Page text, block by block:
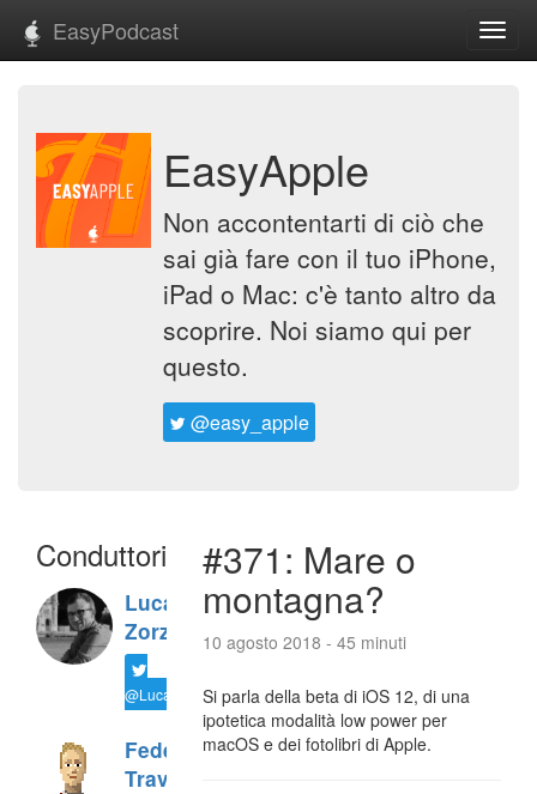
EasyPodcast
EasyApple
Non accontentarti di ciò che
sai già fare con il tuo iPhone,
iPad o Mac: c'è tanto altro da
scoprire. Noi siamo qui per
questo.
@easy_apple
Conduttori
Luca
Zorzi
@LucaTNT
Federico
Travaini
#371: Mare o
montagna?
10 agosto 2018 - 45 minuti
Si parla della beta di iOS 12, di una
ipotetica modalità low power per
macOS e dei fotolibri di Apple.